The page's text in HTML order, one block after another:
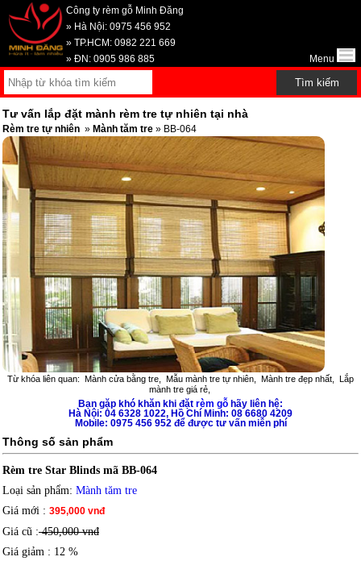
Công ty rèm gỗ Minh Đăng
» Hà Nội: 0975 456 952
» TP.HCM: 0982 221 669
» ĐN: 0905 986 885
Menu
Tư vấn lắp đặt mành rèm tre tự nhiên tại nhà
Rèm tre tự nhiên » Mành tăm tre » BB-064
Từ khóa liên quan: Mành cửa bằng tre Mẫu mành tre tự nhiên Mành tre đẹp nhất
Lắp
mành tre giá rẻ,
Bạn gặp khó khăn khi đặt rèm gỗ hãy liên hệ:
Hà Nội: 04 6328 1022, Hồ Chí Minh: 08 6680 4209
Mobile: 0975 456 952 để được tư vấn miễn phí
Thông số sản phẩm
Rèm tre Star Blinds mã BB-064
Loại sản phẩm: Mành tăm tre
Giá mới : 395,000 vnđ
Giá cũ :450,000 vnđ
Giá giảm : 12 %